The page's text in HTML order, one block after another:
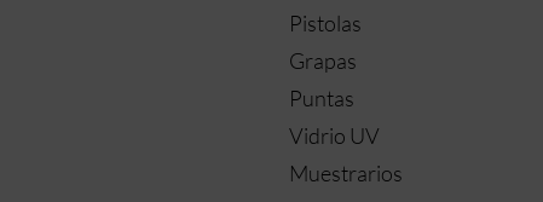
Pistolas
Grapas
Puntas
Vidrio UV
Muestrarios